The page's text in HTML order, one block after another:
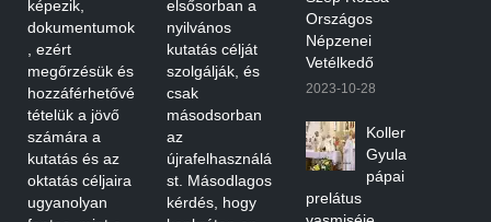
képezik,
dokumentumok
, ezért
megőrzésük és
hozzáférhetővé
tételük a jövő
számára a
kutatás és az
oktatás céljaira
ugyanolyan
elsősorban a
nyilvános
kutatás célját
szolgálják, és
csak
másodsorban
az
újrafelhasználá
st. Másodlagos
kérdés, hogy
Országos
Népzenei
Vetélkedő
2023-10-28
Koller
Gyula
pápai
prelátus